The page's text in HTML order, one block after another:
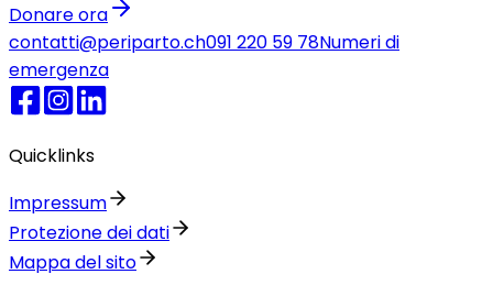
Donare ora
contatti@periparto.ch091 220 59 78Numeri di
emergenza
Quicklinks
Impressum
Protezione dei dati
Mappa del sito